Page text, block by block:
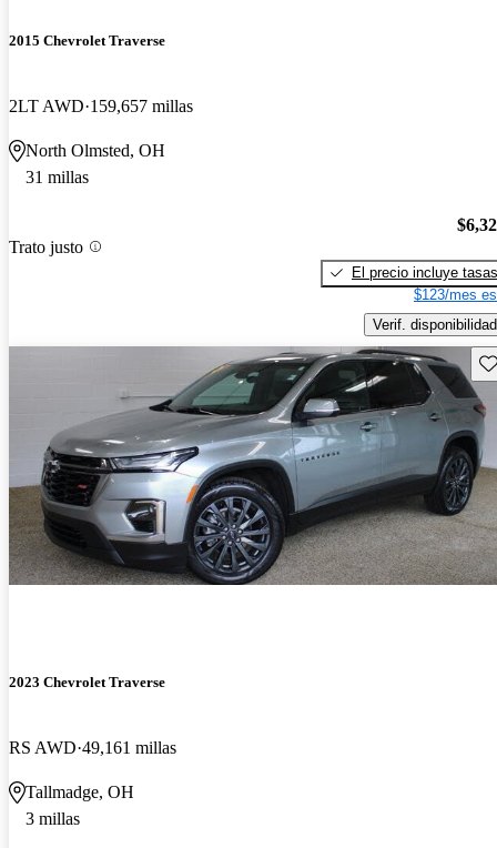
2015 Chevrolet Traverse
2LT AWD 159,657 millas
North Olmsted, OH
31 millas
Trato justo
El precio incluye tasas
$123/mes
Verif. disponibilidad
2023 Chevrolet Traverse
RS AWD 49,161 millas
Tallmadge, OH
3 millas